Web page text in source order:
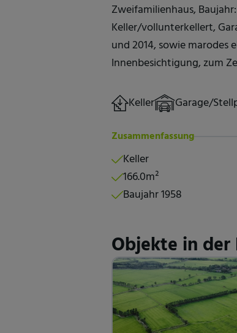
Zweifamilienhaus,
Keller/vollunterkellert,
und 2014, sowie marodes
Innenbesichtigung, zum
Keller Garage/
Zusammenfassung
Keller
166.0m²
Baujahr 1958
Objekte in der